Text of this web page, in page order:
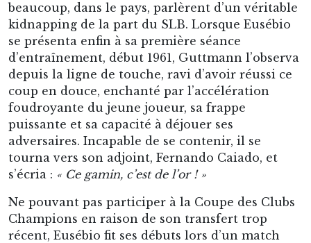
beaucoup, dans le pays, parlèrent d’un véritable
kidnapping de la part du SLB. Lorsque Eusébio
se présenta enfin à sa première séance
d’entraînement, début 1961, Guttmann l’observa
depuis la ligne de touche, ravi d’avoir réussi ce
coup en douce, enchanté par l’accélération
foudroyante du jeune joueur, sa frappe
puissante et sa capacité à déjouer ses
adversaires. Incapable de se contenir, il se
tourna vers son adjoint, Fernando Caiado, et
s’écria : « Ce gamin, c’est de l’or ! »
Ne pouvant pas participer à la Coupe des Clubs
Champions en raison de son transfert trop
récent, Eusébio fit ses débuts lors d’un match